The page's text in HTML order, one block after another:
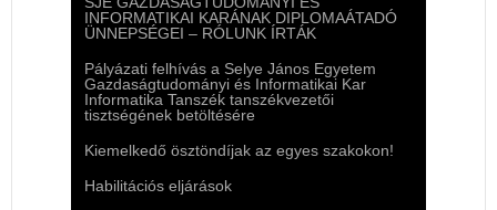
INFORMATIKAI KARÁNAK DIPLOMAÁTADÓ
ÜNNEPSÉGEI – RÓLUNK ÍRTÁK
Pályázati felhívás a Selye János Egyetem
Gazdaságtudományi és Informatikai Kar
Informatika Tanszék tanszékvezetői
tisztségének betöltésére
Kiemelkedő ösztöndíjak az egyes szakokon!
Habilitációs eljárások